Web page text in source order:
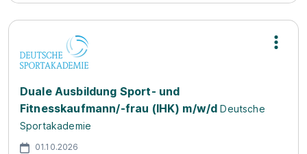
Duale Ausbildung Sport- und
Fitnesskaufmann/-frau (IHK) m/w/d Deutsche
Sportakademie
01.10.2026